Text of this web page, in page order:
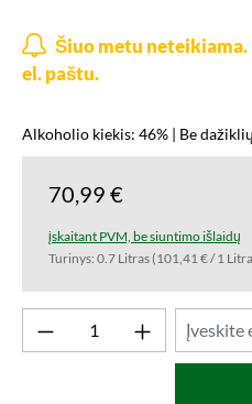
Šiuo metu
el. paštu.
Alkoholio kiekis: 46% | Be
70,99 €
įskaitant PVM, be siuntimo išlaidų
Turinys: 0.7 Litras(101,41 € / 1